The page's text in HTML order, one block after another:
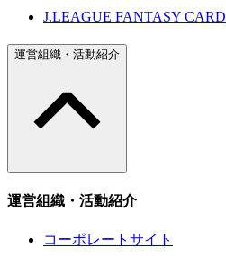
J.LEAGUE FANTASY CARD
運営組織・活動紹介
運営組織・活動紹介
コーポレートサイト